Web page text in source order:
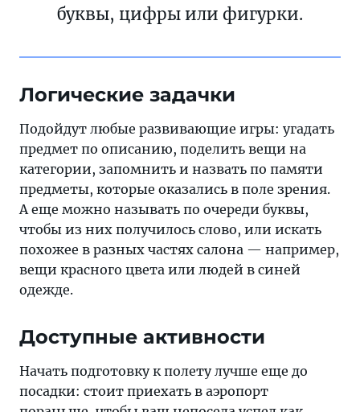
буквы, цифры или фигурки.
Логические задачки
Подойдут любые развивающие игры: угадать
предмет по описанию, поделить вещи на
категории, запомнить и назвать по памяти
предметы, которые оказались в поле зрения.
А еще можно называть по очереди буквы,
чтобы из них получилось слово, или искать
похожее в разных частях салона — например,
вещи красного цвета или людей в синей
одежде.
Доступные активности
Начать подготовку к полету лучше еще до
посадки: стоит приехать в аэропорт